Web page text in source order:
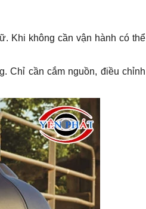
Khi không cần vận hành có thể
Chỉ cần cắm nguồn, điều chỉnh